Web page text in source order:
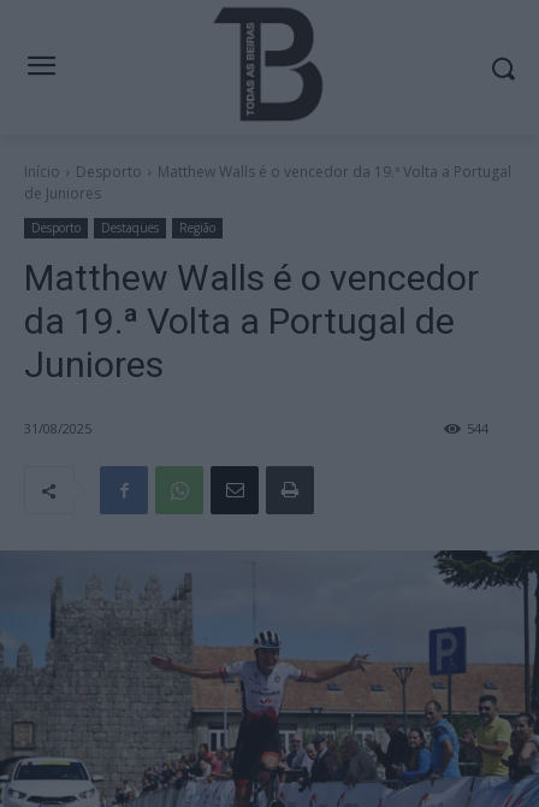
Início Desporto
Matthew Walls é o vencedor da 19.ª Volta a Portugal
de Juniores
Desporto Destaques Região
Matthew Walls é o vencedor
da 19.ª Volta a Portugal de
Juniores
31/08/2025 544